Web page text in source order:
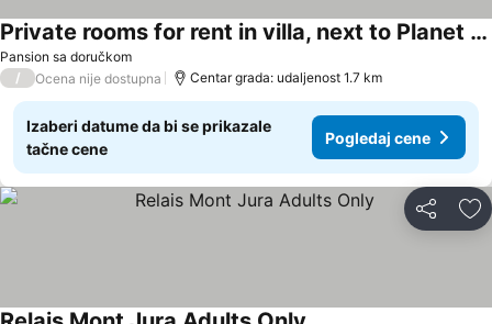
Pansion sa doručkom
Private rooms for rent in villa, next to Planet Charmilles
/ Ocena nije dostupna Centar grada: udaljenost 1.7 km
Izaberi datume da bi se prikazale
tačne cene
Pogledaj cene
Deli